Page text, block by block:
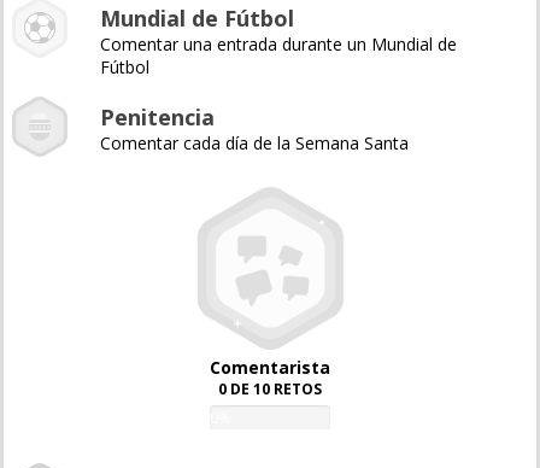
Mundial de Fútbol
Comentar una entrada durante un Mundial de
Fútbol
Penitencia
Comentar cada día de la Semana Santa
Comentarista
0 DE 10 RETOS